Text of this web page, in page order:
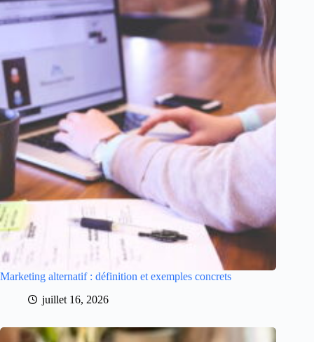
Marketing alternatif : définition et exemples concrets
juillet 16, 2026